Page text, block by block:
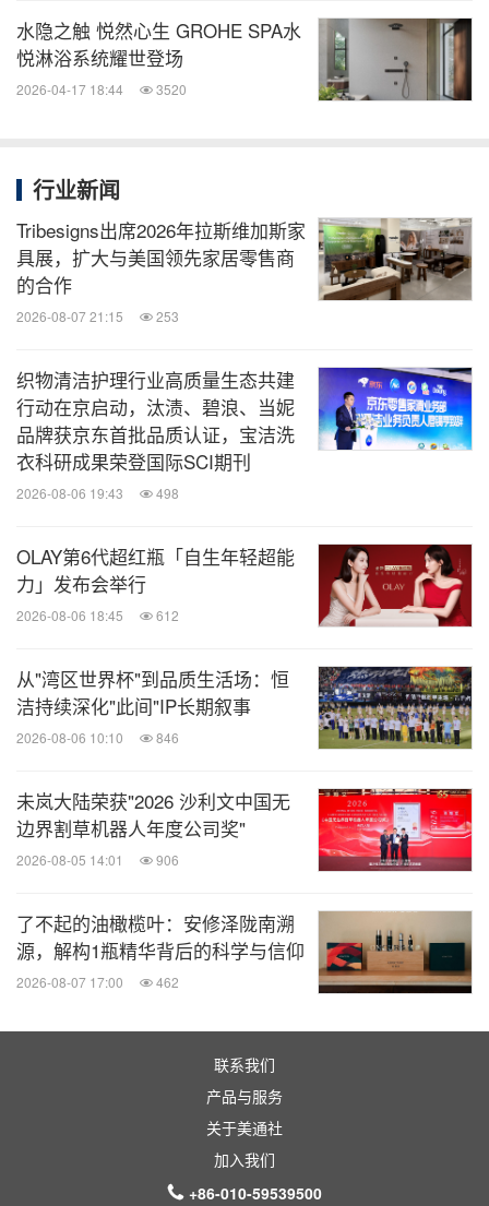
水隐之触 悦然心生 GROHE SPA水
悦淋浴系统耀世登场
2026-04-17 18:44 3520
行业新闻
Tribesigns出席2026年拉斯维加斯家
具展，扩大与美国领先家居零售商
的合作
2026-08-07 21:15 253
织物清洁护理行业高质量生态共建
行动在京启动，汰渍、碧浪、当妮
品牌获京东首批品质认证，宝洁洗
衣科研成果荣登国际SCI期刊
2026-08-06 19:43 498
OLAY第6代超红瓶「自生年轻超能
力」发布会举行
2026-08-06 18:45 612
从"湾区世界杯"到品质生活场：恒
洁持续深化"此间"IP长期叙事
2026-08-06 10:10 846
未岚大陆荣获"2026 沙利文中国无
边界割草机器人年度公司奖"
2026-08-05 14:01 906
了不起的油橄榄叶：安修泽陇南溯
源，解构1瓶精华背后的科学与信仰
2026-08-07 17:00 462
联系我们
产品与服务
关于美通社
加入我们
+86-010-59539500